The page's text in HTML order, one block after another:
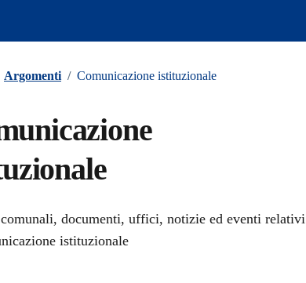
Argomenti / Comunicazione istituzionale
dell'argomento
documenti, uffici, notizie ed eventi relativi
istituzionale